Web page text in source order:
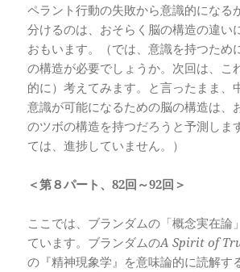
ペラント行動の失敗から意識的になる
分けるのは、おそらく脳の構造の違い
おもいます。（では、意識を持つため
の構造が必要でしょうか。次回は、こ
的に）考えてみます。と言ったまま、
意識が可能になるための脳の構造は、
のツボの構造を持つだろうと予測しま
ては、進捗していません。）
＜第８パート、82回～92回＞
ここでは、ブランダムの「概念実在論
ています。ブランダムのA Spirit of
の『精神現象学』を意味論的に読解す